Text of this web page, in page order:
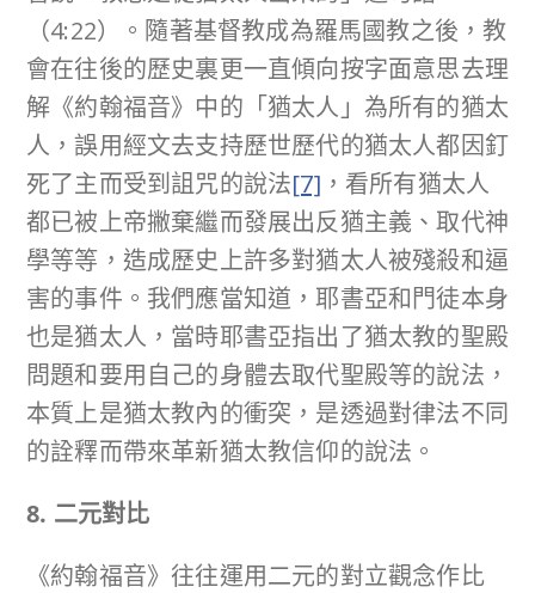
（4:22）。隨著基督教成為羅馬國教之後，教
會在往後的歷史裏更一直傾向按字面意思去理
解《約翰福音》中的「猶太人」為所有的猶太
人，誤用經文去支持歷世歷代的猶太人都因釘
死了主而受到詛咒的說法[7] ，看所有猶太人
都已被上帝撇棄繼而發展出反猶主義、取代神
學等等，造成歷史上許多對猶太人被殘殺和逼
害的事件。我們應當知道，耶書亞和門徒本身
也是猶太人，當時耶書亞指出了猶太教的聖殿
問題和要用自己的身體去取代聖殿等的說法，
本質上是猶太教內的衝突，是透過對律法不同
的詮釋而帶來革新猶太教信仰的說法。
8. 二元對比
《約翰福音》往往運用二元的對立觀念作比